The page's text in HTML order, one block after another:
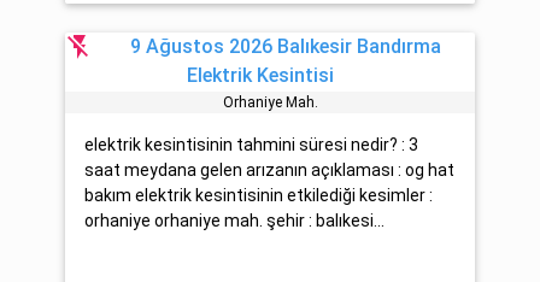
flash_off
9 Ağustos 2026 Balıkesir Bandırma
Elektrik Kesintisi
Orhani̇ye Mah.
elektrik kesintisinin tahmini süresi nedir? : 3
saat meydana gelen arızanın açıklaması : og hat
bakım elektrik kesintisinin etkilediği kesimler :
orhaniye orhaniye mah. şehir : balıkesi...